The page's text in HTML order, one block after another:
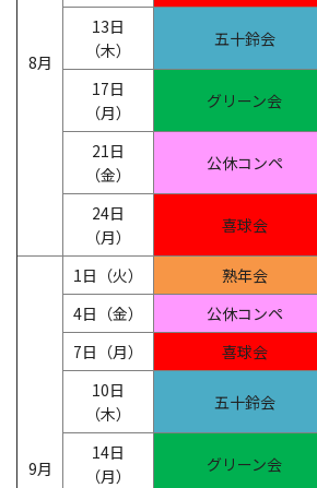
8月
13日
（木）
五十鈴会
17日
（月）
グリーン会
21日
（金）
公休コンペ
24日
（月）
喜球会
9月
1日（火） 熟年会
4日（金）
公休コンペ
7日（月）
喜球会
10日
（木）
五十鈴会
14日
（月）
グリーン会